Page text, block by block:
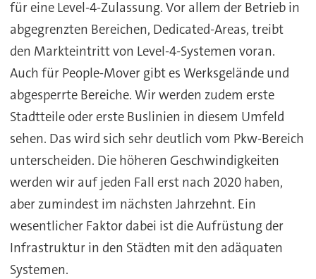
für eine Level-4-Zulassung. Vor allem der Betrieb in
abgegrenzten Bereichen, Dedicated-Areas, treibt
den Markteintritt von Level-4-Systemen voran.
Auch für People-Mover gibt es Werksgelände und
abgesperrte Bereiche. Wir werden zudem erste
Stadtteile oder erste Buslinien in diesem Umfeld
sehen. Das wird sich sehr deutlich vom Pkw-Bereich
unterscheiden. Die höheren Geschwindigkeiten
werden wir auf jeden Fall erst nach 2020 haben,
aber zumindest im nächsten Jahrzehnt. Ein
wesentlicher Faktor dabei ist die Aufrüstung der
Infrastruktur in den Städten mit den adäquaten
Systemen.